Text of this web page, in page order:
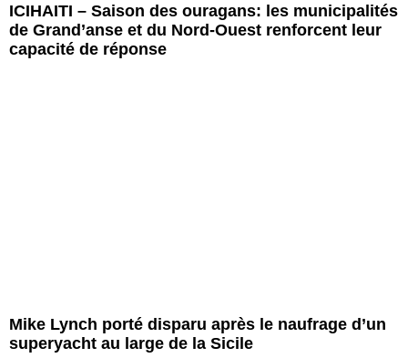
ICIHAITI – Saison des ouragans: les municipalités
de Grand’anse et du Nord-Ouest renforcent leur
capacité de réponse
Mike Lynch porté disparu après le naufrage d’un
superyacht au large de la Sicile